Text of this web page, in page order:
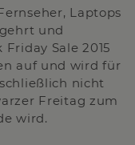
Laptops
und
Sale 2015
auf und wird für
nicht
Freitag zum
wird.